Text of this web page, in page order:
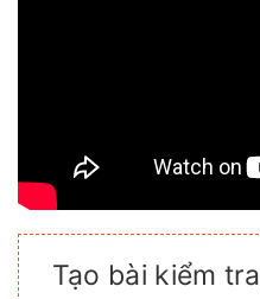
Tạo bài kiểm